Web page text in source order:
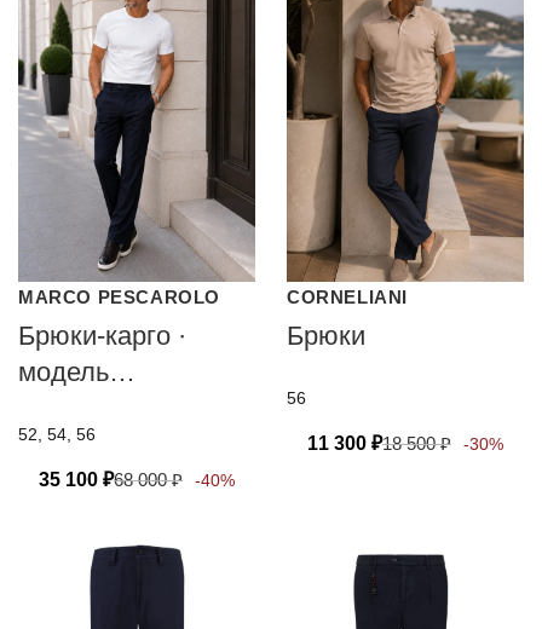
MARCO PESCAROLO
Брюки-карго ·
модель
52, 54, 56
35 100 ₽68 000₽ -40%
CORNELIANI
Брюки
56
11 300 ₽18 500₽ -30%